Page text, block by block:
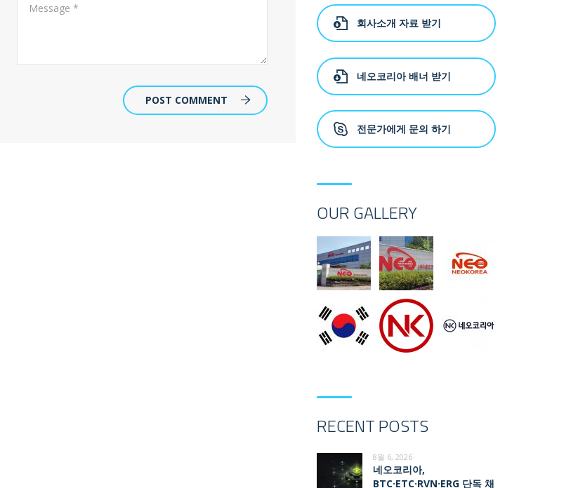
POST COMMENT
회사소개 자료 받기
네오코리아 배너 받기
전문가에게 문의 하기
OUR GALLERY
RECENT POSTS
8월 6, 2026
네오코리아,
BTC·ETC·RVN·ERG 단독 채